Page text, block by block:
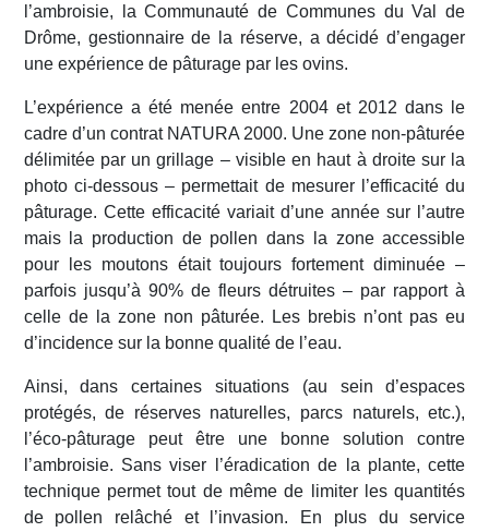
l’ambroisie, la Communauté de Communes du Val de
Drôme, gestionnaire de la réserve, a décidé d’engager
une expérience de pâturage par les ovins.
L’expérience a été menée entre 2004 et 2012 dans le
cadre d’un contrat NATURA 2000. Une zone non-pâturée
délimitée par un grillage – visible en haut à droite sur la
photo ci-dessous – permettait de mesurer l’efficacité du
pâturage. Cette efficacité variait d’une année sur l’autre
mais la production de pollen dans la zone accessible
pour les moutons était toujours fortement diminuée –
parfois jusqu’à 90% de fleurs détruites – par rapport à
celle de la zone non pâturée. Les brebis n’ont pas eu
d’incidence sur la bonne qualité de l’eau.
Ainsi, dans certaines situations (au sein d’espaces
protégés, de réserves naturelles, parcs naturels, etc.),
l’éco-pâturage peut être une bonne solution contre
l’ambroisie. Sans viser l’éradication de la plante, cette
technique permet tout de même de limiter les quantités
de pollen relâché et l’invasion. En plus du service